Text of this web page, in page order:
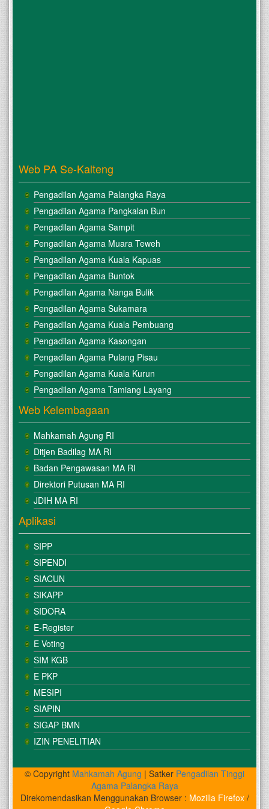
Web PA Se-Kalteng
Pengadilan Agama Palangka Raya
Pengadilan Agama Pangkalan Bun
Pengadilan Agama Sampit
Pengadilan Agama Muara Teweh
Pengadilan Agama Kuala Kapuas
Pengadilan Agama Buntok
Pengadilan Agama Nanga Bulik
Pengadilan Agama Sukamara
Pengadilan Agama Kuala Pembuang
Pengadilan Agama Kasongan
Pengadilan Agama Pulang Pisau
Pengadilan Agama Kuala Kurun
Pengadilan Agama Tamiang Layang
Web Kelembagaan
Mahkamah Agung RI
Ditjen Badilag MA RI
Badan Pengawasan MA RI
Direktori Putusan MA RI
JDIH MA RI
Aplikasi
SIPP
SIPENDI
SIACUN
SIKAPP
SIDORA
E-Register
E Voting
SIM KGB
E PKP
MESIPI
SIAPIN
SIGAP BMN
IZIN PENELITIAN
© Copyright Mahkamah Agung | Satker Pengadilan Tinggi
Agama Palangka Raya
Direkomendasikan Menggunakan Browser : Mozilla Firefox/